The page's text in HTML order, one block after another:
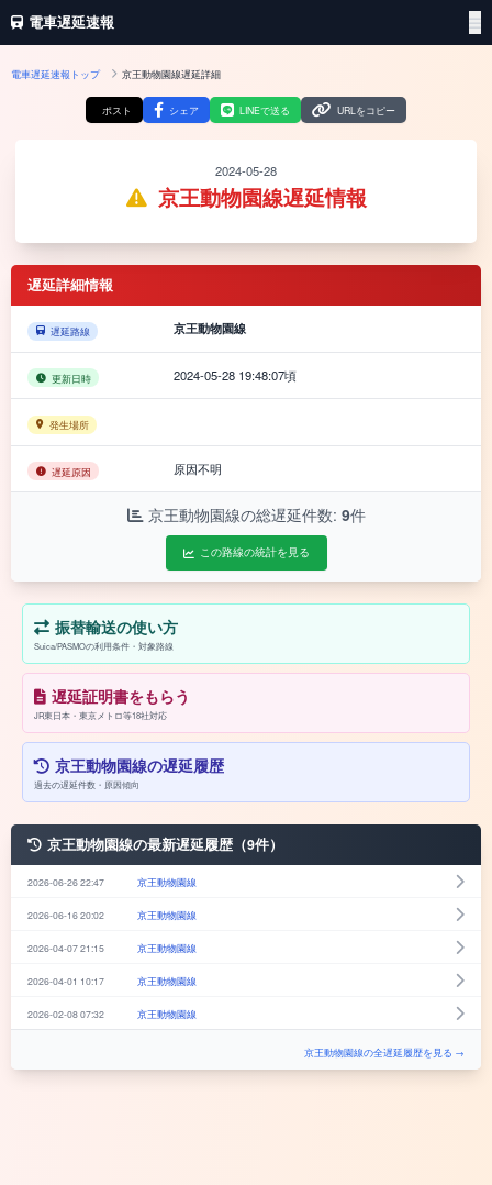
電車遅延速報
電車遅延速報トップ 京王動物園線遅延詳細
ポスト シェア LINEで送る URLをコピー
2024-05-28
京王動物園線遅延情報
遅延詳細情報
遅延路線 京王動物園線
更新日時 2024-05-28 19:48:07頃
発生場所
遅延原因 原因不明
京王動物園線の総遅延件数: 9件
この路線の統計を見る
振替輸送の使い方
Suica/PASMOの利用条件・対象路線
遅延証明書をもらう
JR東日本・東京メトロ等18社対応
京王動物園線の遅延履歴
過去の遅延件数・原因傾向
京王動物園線の最新遅延履歴（9件）
2026-06-26 22:47 京王動物園線
2026-06-16 20:02 京王動物園線
2026-04-07 21:15 京王動物園線
2026-04-01 10:17 京王動物園線
2026-02-08 07:32 京王動物園線
京王動物園線の全遅延履歴を見る →